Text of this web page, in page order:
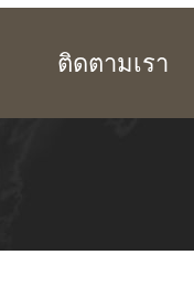
ติดตามเรา